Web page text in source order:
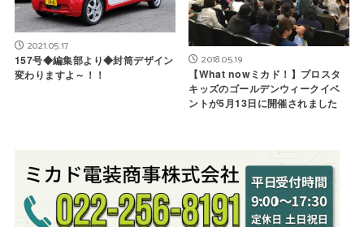
2021.05.17
157号◆編集部より◆封筒デザイン
変わりますよ～！！
2018.05.19
【What nowミカド！】プロスタ
キッズのゴールデンウィークイベ
ントが5月13日に開催されました